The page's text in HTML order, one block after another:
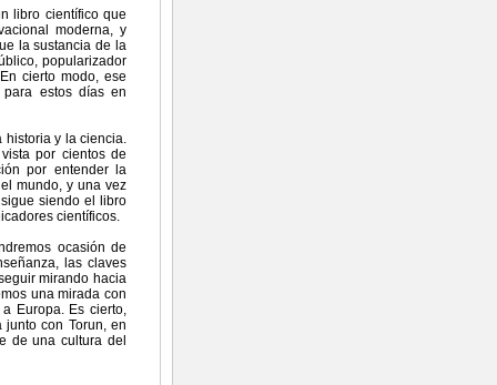
libro científico que
moderna, y
la sustancia de la
popularizador
cierto modo, ese
estos días en
historia y la ciencia.
por cientos de
por entender la
mundo, y una vez
siendo el libro
científicos.
ocasión de
las claves
mirando hacia
una mirada con
Europa. Es cierto,
con Torun, en
de una cultura del